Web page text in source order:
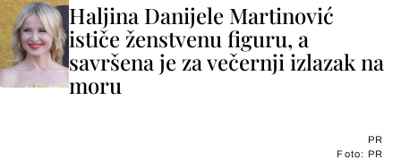
Haljina Danijele Martinović
ističe ženstvenu figuru, a
savršena je za večernji izlazak na
moru
PR
Foto: PR